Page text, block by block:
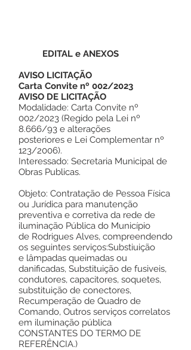
EDITAL e ANEXOS
AVISO LICITAÇÃO
Carta Convite nº 002/2023
AVISO DE LICITAÇÃO
Modalidade: Carta Convite nº
002/2023 (Regido pela Lei nº
8.666/93 e alterações
posteriores e Lei Complementar nº
123/2006).
Interessado: Secretaria Municipal de
Obras Publicas.
Objeto: Contratação de Pessoa Física
ou Jurídica para manutenção
preventiva e corretiva da rede de
iluminação Pública do Município
de Rodrigues Alves, compreendendo
os seguintes serviços:Substiuição
e lâmpadas queimadas ou
danificadas, Substituição de fusiveis,
condutores, capacitores, soquetes,
substituição de conectores,
Recumperação de Quadro de
Comando, Outros serviços correlatos
em iluminação pública
CONSTANTES DO TERMO DE
REFERÊNCIA.)